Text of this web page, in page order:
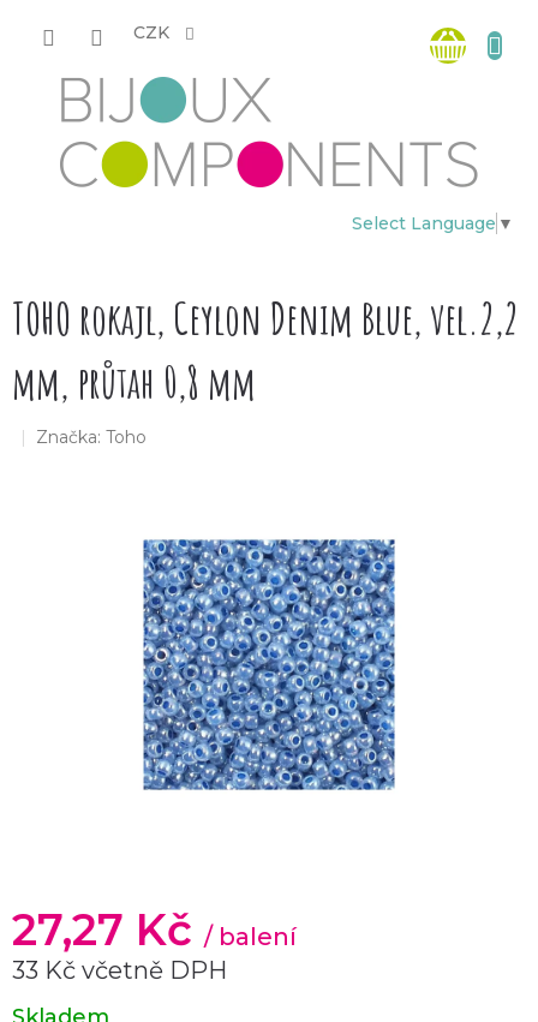
CZK
Select Language ▼
košík
TOHO rokajl, Ceylon Denim Blue, vel.2,2
mm, průtah 0,8 mm
Značka: Toho
27,27 Kč / balení
33 Kč včetně DPH
Měrná